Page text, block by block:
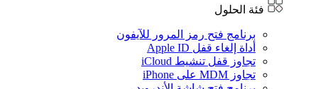
فئة الحلول
برنامج فتح رمز المرور للآيفون
أداة إلغاء قفل Apple ID
تجاوز قفل تنشيط iCloud
تجاوز MDM على iPhone